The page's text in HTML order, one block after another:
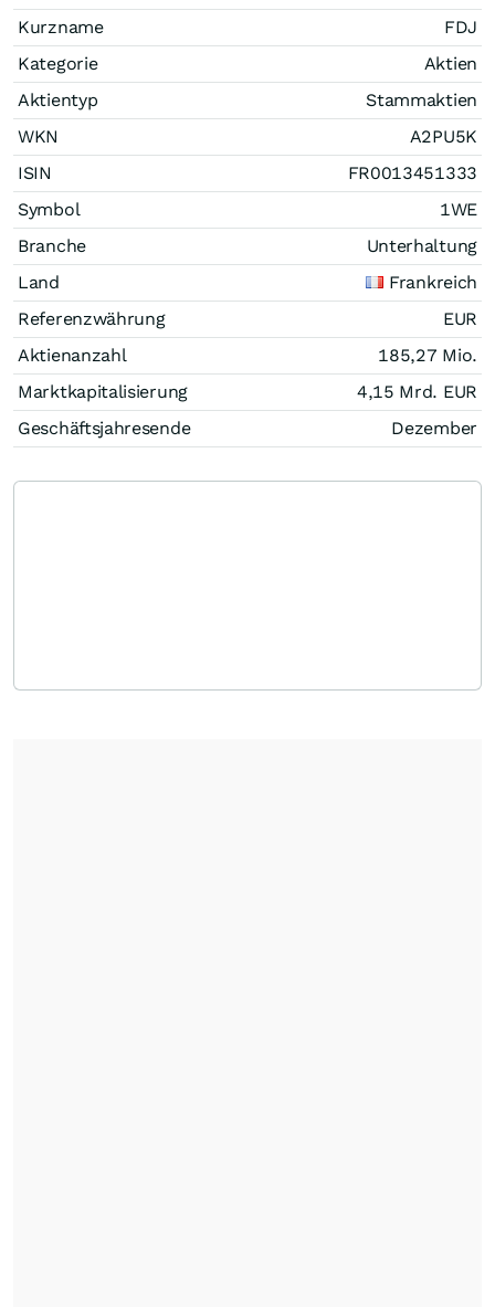
Kurzname
FDJ
Kategorie
Aktien
Aktientyp
Stammaktien
WKN
A2PU5K
ISIN
FR0013451333
Symbol
1WE
Branche
Unterhaltung
Land
Frankreich
Referenzwährung
EUR
Aktienanzahl
185,27 Mio.
Marktkapitalisierung
4,15 Mrd. EUR
Geschäftsjahresende
Dezember